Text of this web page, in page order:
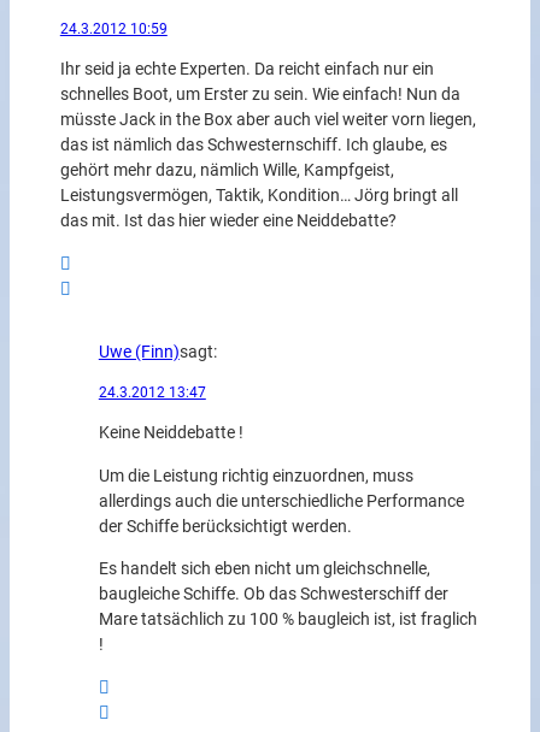
24.3.2012 10:59
Ihr seid ja echte Experten. Da reicht einfach nur ein
schnelles Boot, um Erster zu sein. Wie einfach! Nun da
müsste Jack in the Box aber auch viel weiter vorn liegen,
das ist nämlich das Schwesternschiff. Ich glaube, es
gehört mehr dazu, nämlich Wille, Kampfgeist,
Leistungsvermögen, Taktik, Kondition… Jörg bringt all
das mit. Ist das hier wieder eine Neiddebatte?
Uwe (Finn)sagt:
24.3.2012 13:47
Keine Neiddebatte !
Um die Leistung richtig einzuordnen, muss
allerdings auch die unterschiedliche Performance
der Schiffe berücksichtigt werden.
Es handelt sich eben nicht um gleichschnelle,
baugleiche Schiffe. Ob das Schwesterschiff der
Mare tatsächlich zu 100 % baugleich ist, ist fraglich
!